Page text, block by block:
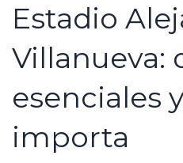
Estadio
Villanueva:
esenciales
importa